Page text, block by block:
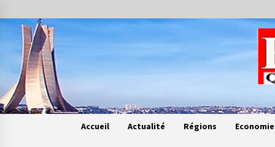
to
content
Accueil Actualité Régions Economie